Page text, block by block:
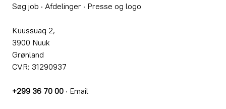
Søg job · Afdelinger · Presse og logo
Kuussuaq 2,
3900 Nuuk
Grønland
CVR: 31290937
+299 36 70 00 · Email